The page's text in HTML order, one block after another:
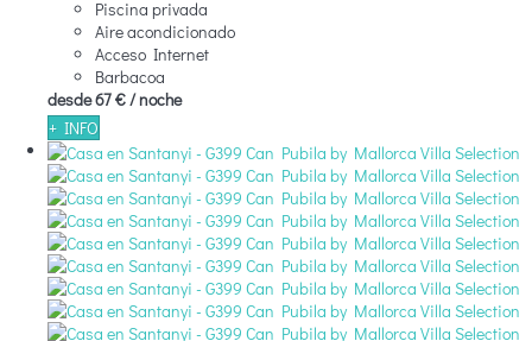
Piscina privada
Aire acondicionado
Acceso Internet
Barbacoa
desde67 €/ noche
+ INFO